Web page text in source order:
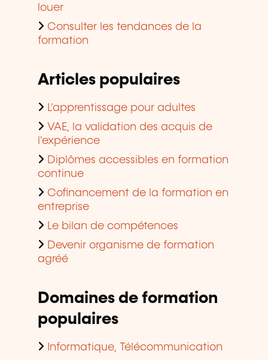
louer
Consulter les tendances de la
formation
Articles populaires
L'apprentissage pour adultes
VAE, la validation des acquis de
l'expérience
Diplômes accessibles en formation
continue
Cofinancement de la formation en
entreprise
Le bilan de compétences
Devenir organisme de formation
agréé
Domaines de formation
populaires
Informatique, Télécommunication